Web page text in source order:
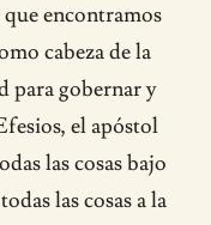
encontramos
cabeza de la
para gobernar y
el apóstol
las cosas bajo
las cosas a la